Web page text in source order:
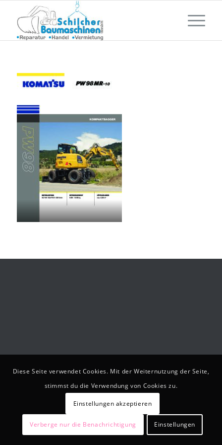
Diese Seite verwendet Cookies. Mit der Weiternutzung der Seite,
stimmst du die Verwendung von Cookies zu.
Einstellungen akzeptieren
Verberge nur die Benachrichtigung Einstellungen